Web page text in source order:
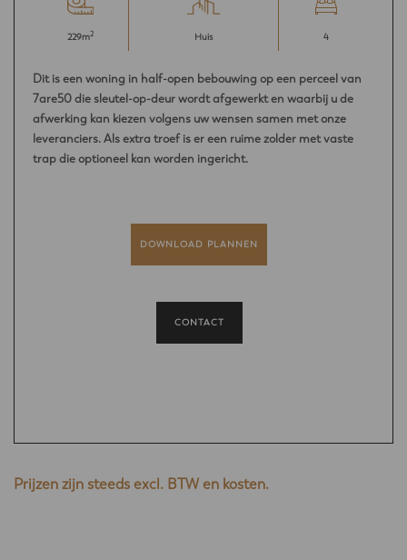
229m2 Huis 4
Dit is een woning in half-open bebouwing op een perceel van
7are50 die sleutel-op-deur wordt afgewerkt en waarbij u de
afwerking kan kiezen volgens uw wensen samen met onze
leveranciers. Als extra troef is er een ruime zolder met vaste
trap die optioneel kan worden ingericht.
DOWNLOAD PLANNEN
CONTACT
Prijzen zijn steeds excl. BTW en kosten.